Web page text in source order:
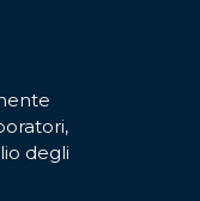
degli